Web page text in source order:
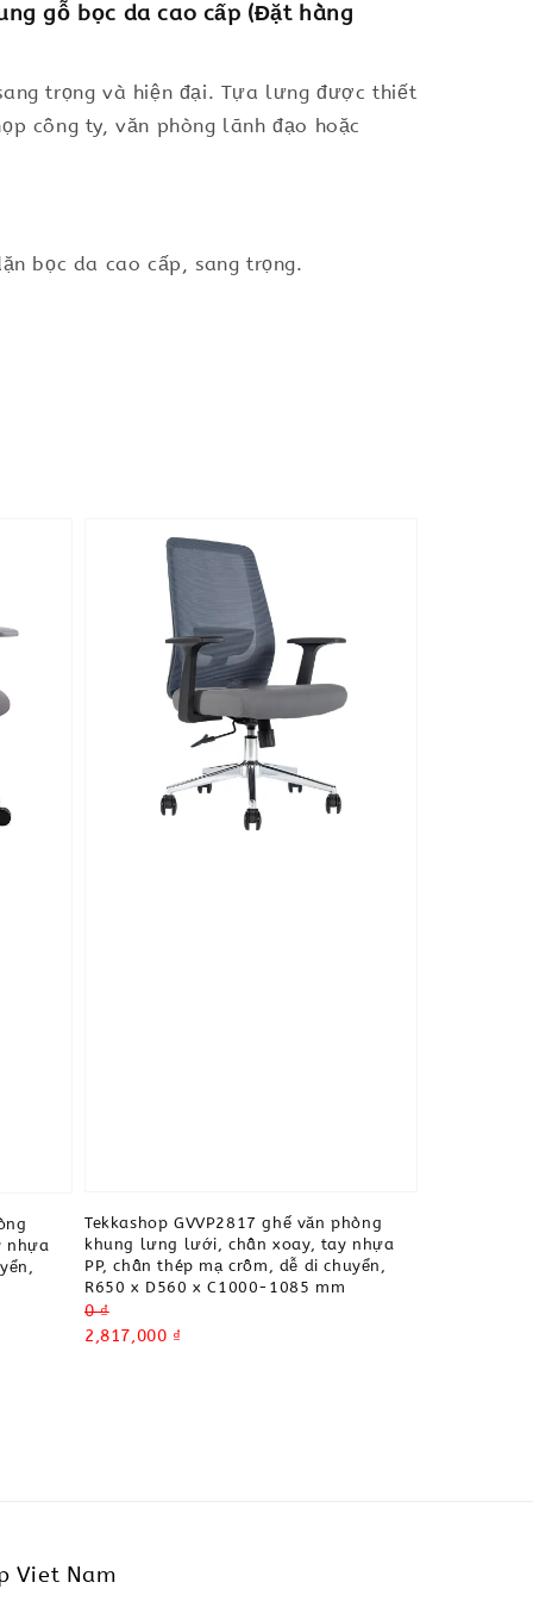
gỗ bọc da cao cấp (Đặt hàng
trọng và hiện đại. Tựa lưng được thiết
công ty, văn phòng lãnh đạo hoặc
bọc da cao cấp, sang trọng.
nhựa
Tekkashop GVVP2817 ghế văn phòng
khung lưng lưới, chân xoay, tay nhựa
PP, chân thép mạ crôm, dễ di chuyển,
R650 x D560 x C1000-1085 mm
Regular
price
0 ₫
Sale
2,817,000 ₫
Viet Nam